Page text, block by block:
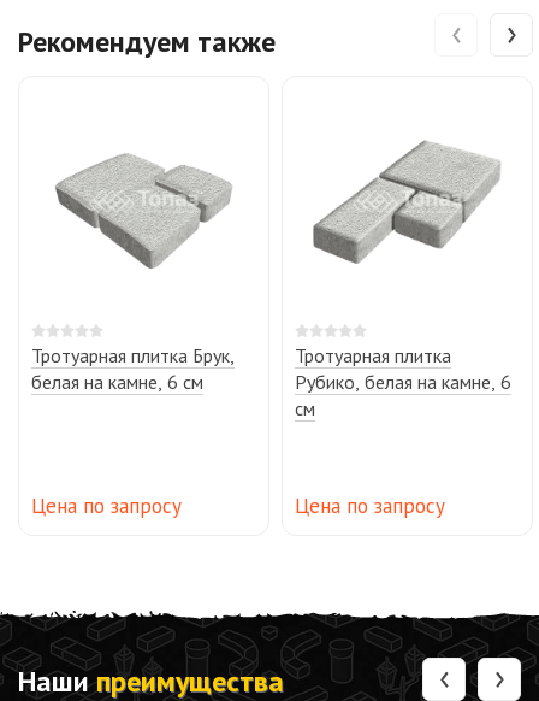
Рекомендуем также
Тротуарная плитка Брук,
белая на камне, 6 см
Цена по запросу
Тротуарная плитка
Рубико, белая на камне, 6
см
Цена по запросу
‹ ›
Нашипреимущества ‹ ›